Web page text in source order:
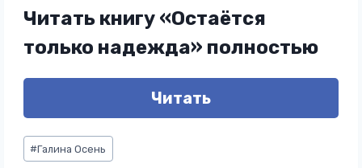
Читать книгу «Остаётся
только надежда» полностью
Читать
Метки
записи:
#Галина Осень